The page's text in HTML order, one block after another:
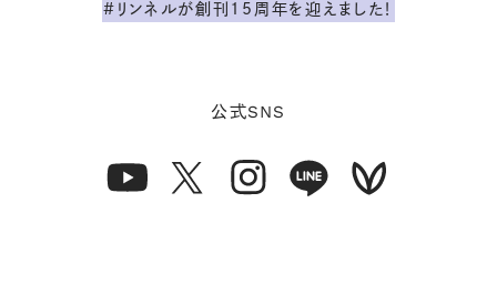
#リンネルが創刊15周年を迎えました！
公式SNS